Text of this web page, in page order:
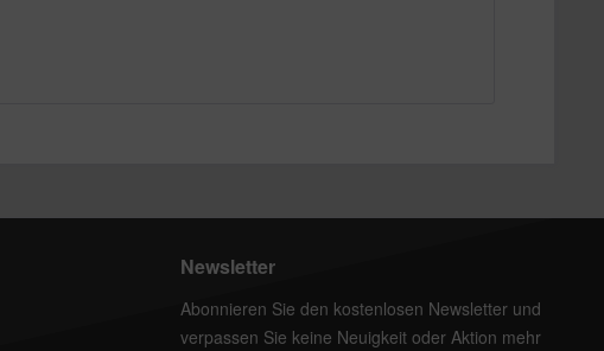
Newsletter
Abonnieren Sie den kostenlosen Newsletter und
verpassen Sie keine Neuigkeit oder Aktion mehr